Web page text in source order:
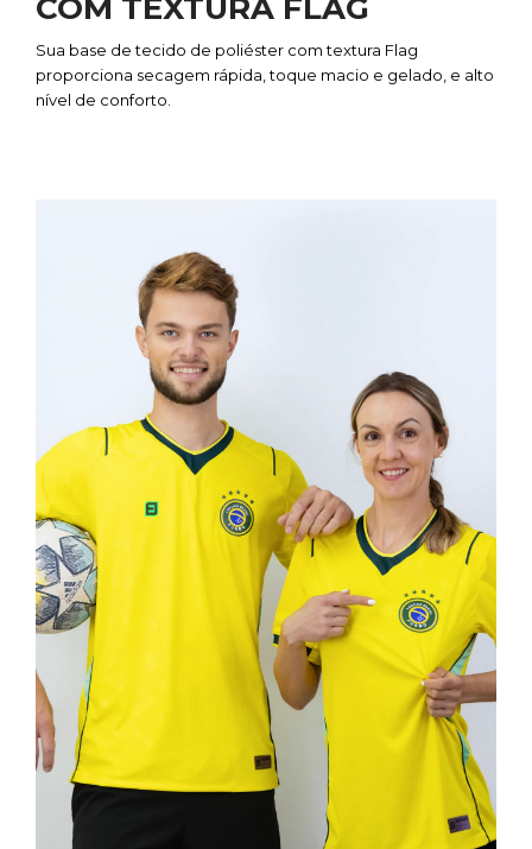
COM TEXTURA FLAG
Sua base de tecido de poliéster com textura Flag
proporciona secagem rápida, toque macio e gelado, e alto
nível de conforto.